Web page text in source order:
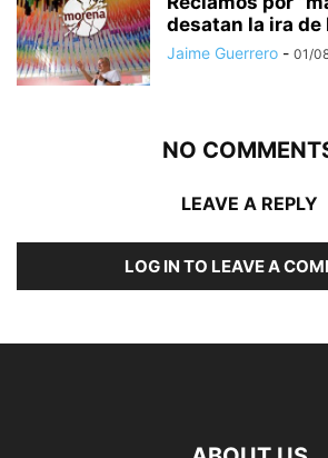
desatan la ira de
Jaime Guerrero - 01/
NO
LEAVE A REPLY
LOG IN TO LEAVE A